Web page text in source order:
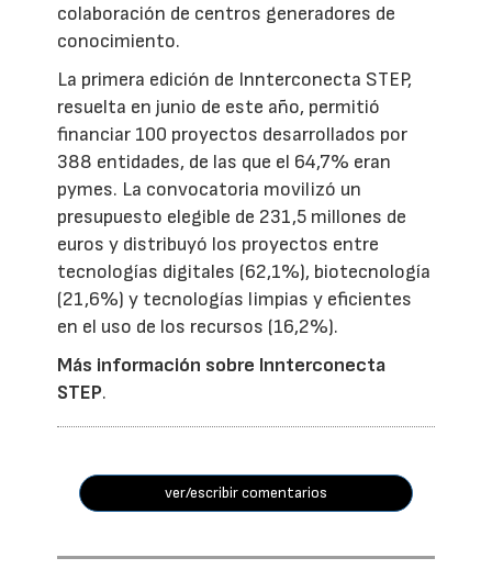
colaboración de centros generadores de
conocimiento.
La primera edición de Innterconecta STEP,
resuelta en junio de este año, permitió
financiar 100 proyectos desarrollados por
388 entidades, de las que el 64,7% eran
pymes. La convocatoria movilizó un
presupuesto elegible de 231,5 millones de
euros y distribuyó los proyectos entre
tecnologías digitales (62,1%), biotecnología
(21,6%) y tecnologías limpias y eficientes
en el uso de los recursos (16,2%).
Más información sobre Innterconecta
STEP.
ver/escribir comentarios